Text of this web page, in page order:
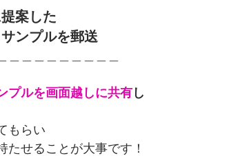
案した
ンプルを郵送
プルを画面越しに共有し
もらい
たせることが大事です！